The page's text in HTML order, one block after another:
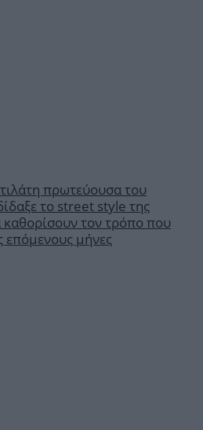
πρωτεύουσα του
το street style της
καθορίσουν τον τρόπο που
επόμενους μήνες